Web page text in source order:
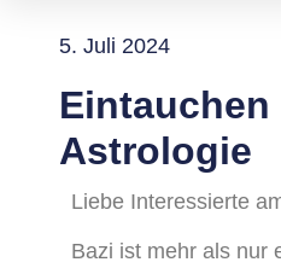
5. Juli 2024
Astrologie
Liebe Interessierte
Bazi ist mehr als nur